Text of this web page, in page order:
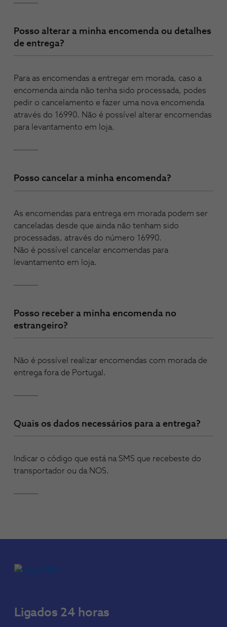
Posso alterar a minha encomenda ou detalhes
de entrega?
Para as encomendas a entregar em morada, caso a
encomenda ainda não tenha sido processada, podes
pedir o cancelamento e fazer uma nova encomenda
através do 16990. Não é possível alterar encomendas
para levantamento em loja.
Posso cancelar a minha encomenda?
As encomendas para entrega em morada podem ser
canceladas desde que ainda não tenham sido
processadas, através do número 16990.
Não é possível cancelar encomendas para
levantamento em loja.
Posso receber a minha encomenda no
estrangeiro?
Não é possível realizar encomendas com morada de
entrega fora de Portugal.
Quais os dados necessários para a entrega?
Indicar o código que está na SMS que recebeste do
transportador ou da NOS.
Ligados 24 horas